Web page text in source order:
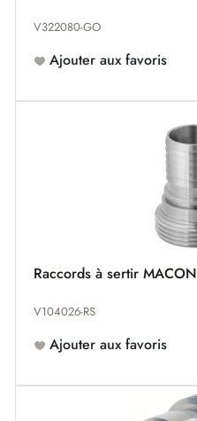
V322080-GO
Ajouter aux favoris
Raccords à sertir MACON
V104026-RS
Ajouter aux favoris